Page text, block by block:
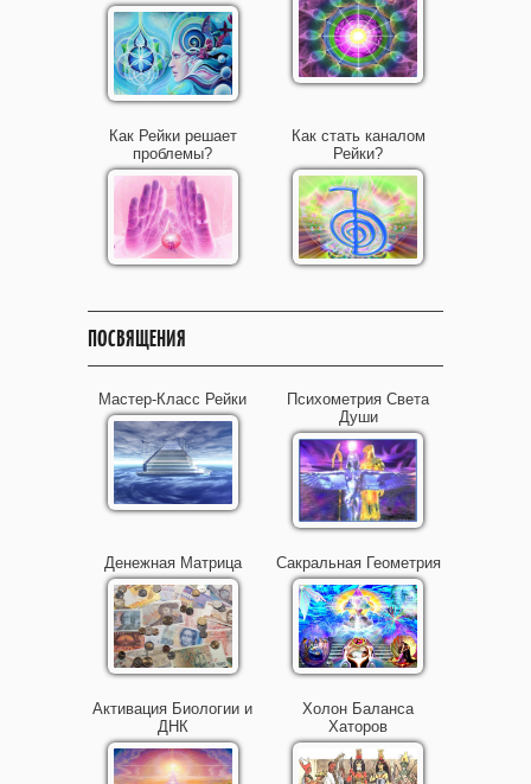
Как Рейки решает
проблемы?
Как стать каналом
Рейки?
ПОСВЯЩЕНИЯ
Мастер-Класс Рейки
Психометрия Света
Души
Денежная Матрица Сакральная Геометрия
Активация Биологии и
ДНК
Холон Баланса
Хаторов